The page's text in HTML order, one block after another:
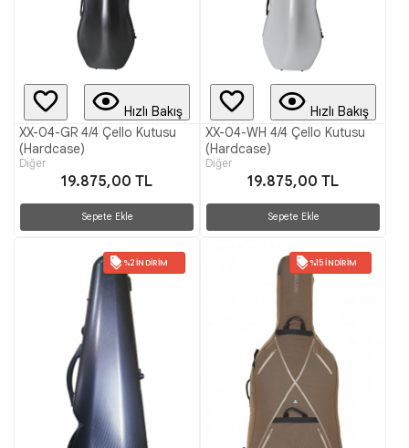
Hızlı Bakış
XX-04-GR 4/4 Çello Kutusu
(Hardcase)
Diğer
19.875,00 TL
Sepete Ekle
Hızlı Bakış
XX-04-WH 4/4 Çello Kutusu
(Hardcase)
Diğer
19.875,00 TL
Sepete Ekle
%2 İNDIRIM %15 İNDIRIM